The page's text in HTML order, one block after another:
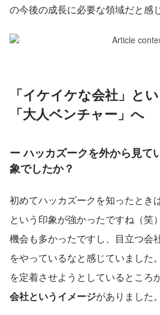
の今後の成長に必要な領域だと感
「イケイケな会社」と
「大人ベンチャー」へ
ー ハッカズークを外から見て
象でしたか？
初めてハッカズークを知ったとき
という印象が強かったですね（笑
機会も多かったですし、目立つ会
をやっているなと感じていました
を定着させようとしているところ
会社というイメージがありました。